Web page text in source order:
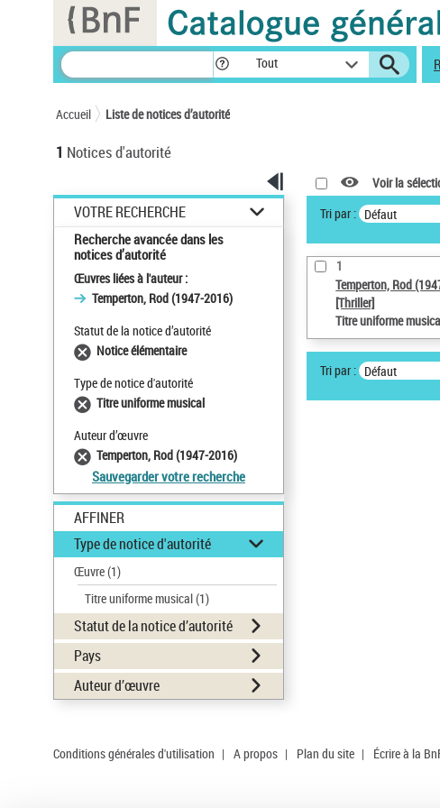
Tout
Accueil Liste de notices d’autorité
1 Notices d'autorité
VOTRE RECHERCHE
Recherche avancée dans les
notices d’autorité
Œuvres liées à l'auteur :
Temperton, Rod (1947-2016)
Statut de la notice d’autorité
Notice élémentaire
Type de notice d'autorité
Titre uniforme musical
Auteur d’œuvre
Temperton, Rod (1947-2016)
Sauvegarder votre recherche
AFFINER
Type de notice d'autorité
Œuvre(1)
Titre uniforme musical(1)
Statut de la notice d’autorité
Pays
Auteur d’œuvre
Voir la
Tri par : Défaut
1
Temperton, Rod
[Thriller]
Titre uniforme
Tri par : Défaut
Conditions générales d'utilisation | A propos | Plan du site | Écrire à la
Panneau de gestion des cookies